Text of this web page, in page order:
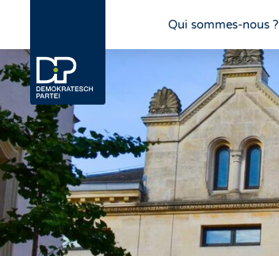
Qui sommes-nous ?